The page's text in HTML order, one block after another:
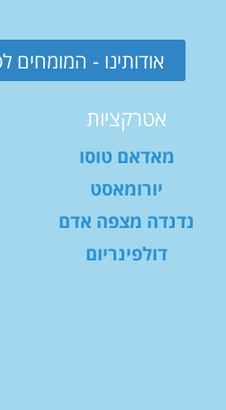
אודותינו - המומחים
אטרקציות
מאדאם טוסו
יורומאסט
נדנדה מצפה אדם
דולפינריום